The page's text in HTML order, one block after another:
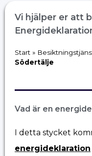
Vi hjälper er att
Start »
Södertälje
Vad är en
I detta stycket
energideklaration